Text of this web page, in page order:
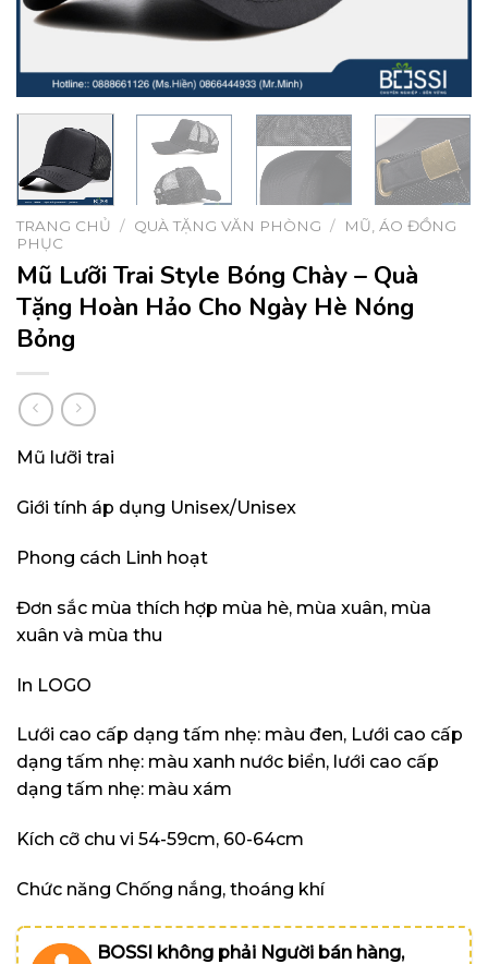
TRANG CHỦ / QUÀ TẶNG VĂN PHÒNG /
MŨ, ÁO ĐỒNG
PHỤC
Mũ Lưỡi Trai Style Bóng Chày – Quà
Tặng Hoàn Hảo Cho Ngày Hè Nóng
Bỏng
Mũ lưỡi trai
Giới tính áp dụng Unisex/Unisex
Phong cách Linh hoạt
Đơn sắc mùa thích hợp mùa hè, mùa xuân, mùa
xuân và mùa thu
In LOGO
Lưới cao cấp dạng tấm nhẹ: màu đen, Lưới cao cấp
dạng tấm nhẹ: màu xanh nước biển, lưới cao cấp
dạng tấm nhẹ: màu xám
Kích cỡ chu vi 54-59cm, 60-64cm
Chức năng Chống nắng, thoáng khí
BOSSI không phải Người bán hàng,